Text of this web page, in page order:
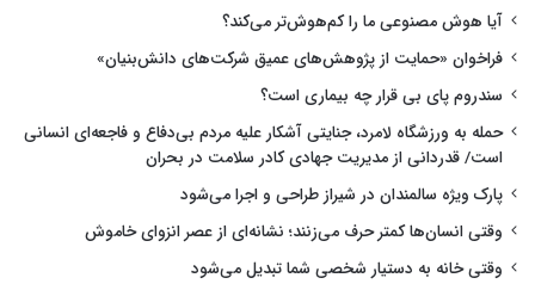
آیا هوش مصنوعی ما را کم‌هوش‌تر می‌کند؟
فراخوان «حمایت از پژوهش‌های عمیق شرکت‌های دانش‌بنیان»
سندروم پای بی قرار چه بیماری است؟
حمله به ورزشگاه لامرد، جنایتی آشکار علیه مردم بی‌دفاع و فاجعه‌ای انسانی
است/ قدردانی از مدیریت جهادی کادر سلامت در بحران
پارک ویژه سالمندان در شیراز طراحی و اجرا می‌شود
وقتی انسان‌ها کمتر حرف می‌زنند؛ نشانه‌ای از عصر انزوای خاموش
وقتی خانه به دستیار شخصی شما تبدیل می‌شود